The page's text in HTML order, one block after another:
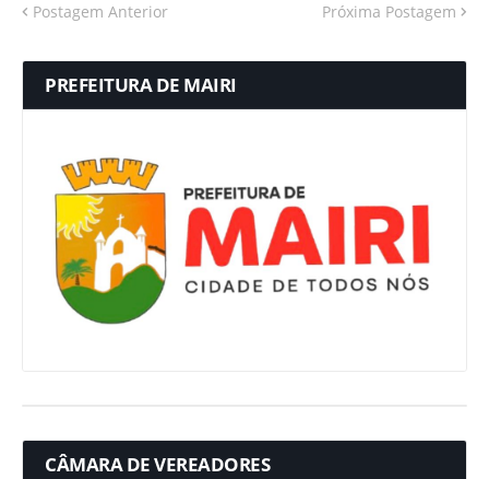
Postagem Anterior Próxima Postagem
PREFEITURA DE MAIRI
CÂMARA DE VEREADORES